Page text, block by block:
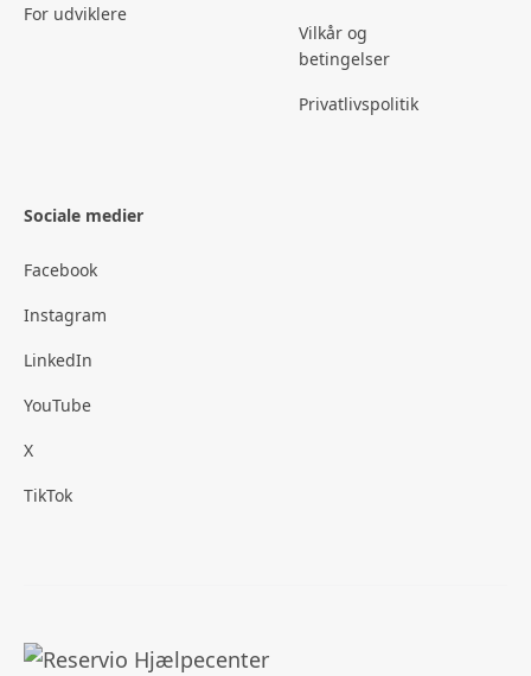
For udviklere
Vilkår og
betingelser
Privatlivspolitik
Sociale medier
Facebook
Instagram
LinkedIn
YouTube
X
TikTok